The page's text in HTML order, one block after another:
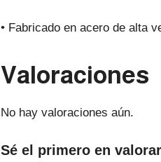
• Fabricado en acero de alta
Valoraciones
No hay valoraciones aún.
Sé el primero en valorar